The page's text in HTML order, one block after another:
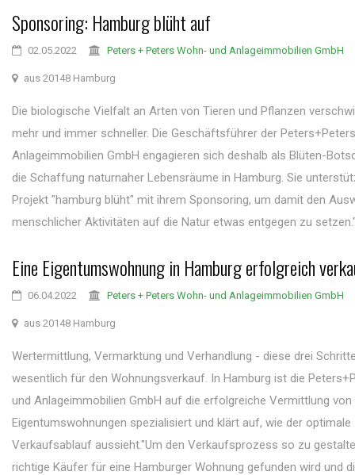
Sponsoring: Hamburg blüht auf
02.05.2022 Peters + Peters Wohn- und Anlageimmobilien GmbH
aus 20148 Hamburg
Die biologische Vielfalt an Arten von Tieren und Pflanzen
mehr und immer schneller. Die Geschäftsführer der
Anlageimmobilien GmbH engagieren sich deshalb als Blüten-
die Schaffung naturnaher Lebensräume in Hamburg. Sie
Projekt "hamburg blüht" mit ihrem Sponsoring, um damit den
menschlicher Aktivitäten auf die Natur etwas entgegen zu
Eine Eigentumswohnung in Hamburg erfolgreich
06.04.2022 Peters + Peters Wohn- und Anlageimmobilien GmbH
aus 20148 Hamburg
Wertermittlung, Vermarktung und Verhandlung - diese drei
wesentlich für den Wohnungsverkauf. In Hamburg ist die
und Anlageimmobilien GmbH auf die erfolgreiche Vermittlung von
Eigentumswohnungen spezialisiert und klärt auf, wie der optimale
Verkaufsablauf aussieht."Um den Verkaufsprozess so zu
richtige Käufer für eine Hamburger Wohnung gefunden wird und